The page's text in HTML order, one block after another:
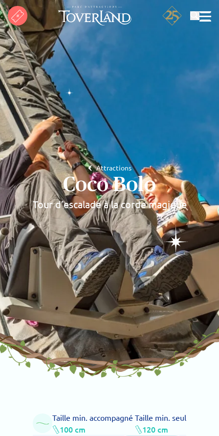
Attractions
Coco Bolo
Tour d’escalade à la corde magique
Taille min. accompagné
100 cm
Taille min. seul
120 cm